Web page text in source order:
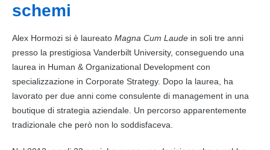
schemi
Alex Hormozi si è laureato Magna Cum Laude in soli tre anni
presso la prestigiosa Vanderbilt University, conseguendo una
laurea in Human & Organizational Development con
specializzazione in Corporate Strategy. Dopo la laurea, ha
lavorato per due anni come consulente di management in una
boutique di strategia aziendale. Un percorso apparentemente
tradizionale che però non lo soddisfaceva.